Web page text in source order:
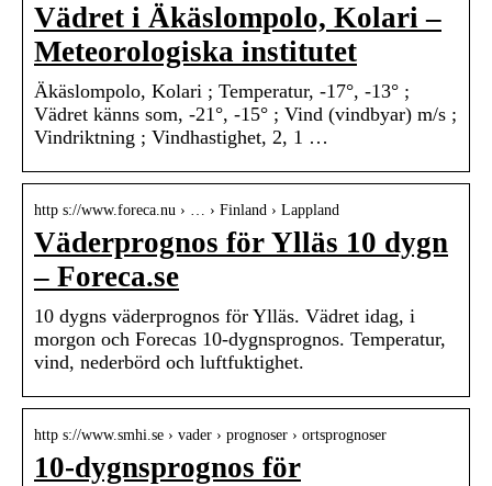
Vädret i Äkäslompolo, Kolari –
Meteorologiska institutet
Äkäslompolo, Kolari ; Temperatur, -17°, -13° ;
Vädret känns som, -21°, -15° ; Vind (vindbyar) m/s ;
Vindriktning ; Vindhastighet, 2, 1 …
http s://www.foreca.nu › … › Finland › Lappland
Väderprognos för Ylläs 10 dygn
– Foreca.se
10 dygns väderprognos för Ylläs. Vädret idag, i
morgon och Forecas 10-dygnsprognos. Temperatur,
vind, nederbörd och luftfuktighet.
http s://www.smhi.se › vader › prognoser › ortsprognoser
10-dygnsprognos för